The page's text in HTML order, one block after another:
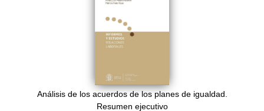
Análisis de los acuerdos de los planes de igualdad.
Resumen ejecutivo